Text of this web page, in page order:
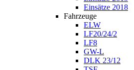
Einsätze 2018
Fahrzeuge
ELW
LF20/24/2
LF8
GW-L
DLK 23/12